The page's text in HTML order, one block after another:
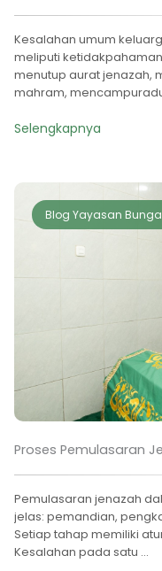
Kesalahan umum
meliputi
menutup aurat jenazah,
mahram,
Selengkapnya
Blog Yayasan
Proses Pemulasaran
Pemulasaran jenazah
jelas: pemandian,
Setiap tahap memiliki
Kesalahan pada satu ...